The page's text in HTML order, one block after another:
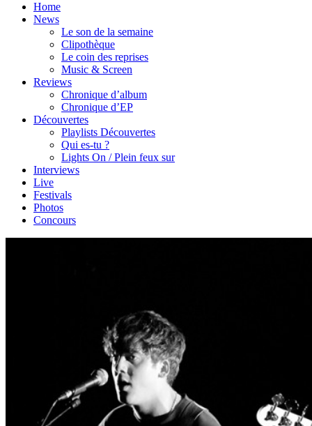
Home
News
Le son de la semaine
Clipothèque
Le coin des reprises
Music & Screen
Reviews
Chronique d’album
Chronique d’EP
Découvertes
Playlists Découvertes
Qui es-tu ?
Lights On / Plein feux sur
Interviews
Live
Festivals
Photos
Concours